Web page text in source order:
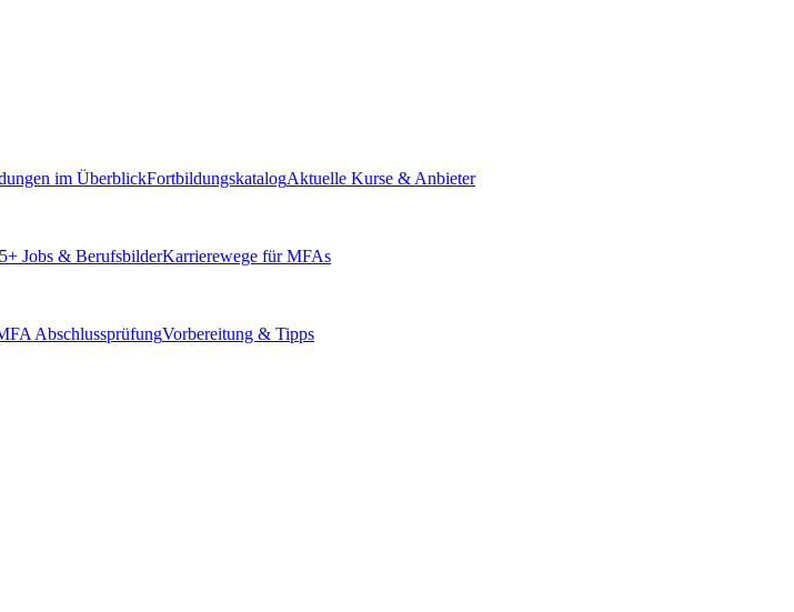
im ÜberblickFortbildungskatalogAktuelle Kurse & Anbieter
+ Jobs & BerufsbilderKarrierewege für MFAs
AbschlussprüfungVorbereitung & Tipps